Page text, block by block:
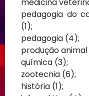
pedagogia do
(1);
pedagogia (4);
produção animal
química (3);
zootecnia (6);
história (1);